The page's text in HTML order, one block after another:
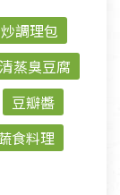
調理包
清蒸臭豆腐
豆瓣醬
食料理